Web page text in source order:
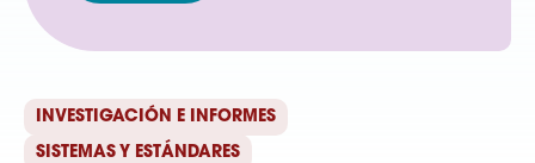
INVESTIGACIÓN E INFORMES
SISTEMAS Y ESTÁNDARES